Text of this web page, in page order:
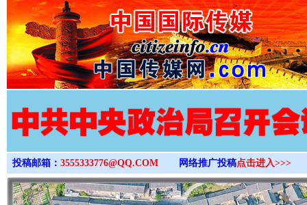
>
投稿邮箱： 3555333776@QQ.COM 网络推广投稿点击进入>>>